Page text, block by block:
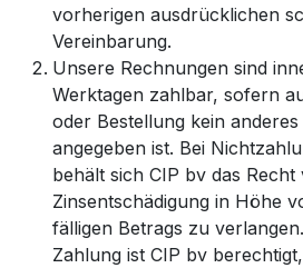
vorherigen ausdrücklichen
Vereinbarung.
Unsere Rechnungen sind
Werktagen zahlbar, sofern
oder Bestellung kein
angegeben ist. Bei
behält sich CIP bv das
Zinsentschädigung in Höhe
fälligen Betrags zu
Zahlung ist CIP bv